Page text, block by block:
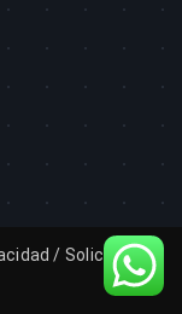
/ Solicitud de